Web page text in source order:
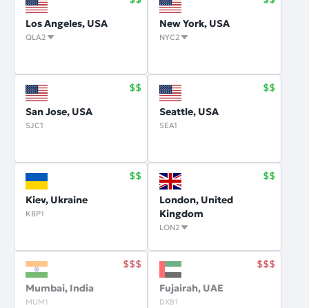
Los Angeles, USA
QLA2
New York, USA
NYC2
San Jose, USA
SJC1
Seattle, USA
SEA1
Kiev, Ukraine
KBP1
London, United
Kingdom
LON2
Mumbai, India
MUM1
Fujairah, UAE
DXB1